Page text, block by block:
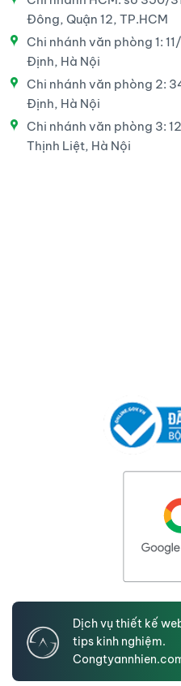
Đông, Quận 12, TP.HCM
Chi nhánh văn phòng 1:
Định, Hà Nội
Chi nhánh văn phòng 2:
Định, Hà Nội
Chi nhánh văn phòng 3:
Thịnh Liệt, Hà Nội
Dịch vụ thiết kế
tips kinh nghiệm.